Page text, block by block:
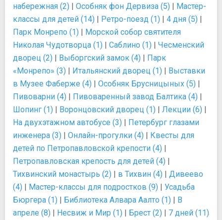
набережная (2) | Особняк фон Дервиза (5) | Мастер-
классы для детей (14) | Ретро-поезд (1) | 4 дня (5) |
Парк Монрепо (1) | Морской собор святителя
Николая Чудотворца (1) | Саблино (1) | Чесменский
дворец (2) | Выборгский замок (4) | Парк
«Монрепо» (3) | Итальянский дворец (1) | Выставки
в Музее Фаберже (4) | Особняк Брусницыных (5) |
Пивоварни (4) | Пивоваренный завод Балтика (4) |
Шопинг (1) | Воронцовский дворец (1) | Лекции (6) |
На двухэтажном автобусе (3) | Петербург глазами
инженера (3) | Онлайн-прогулки (4) | Квесты для
детей по Петропавловской крепости (4) |
Петропавловская крепость для детей (4) |
Тихвинский монастырь (2) | в Тихвин (4) | Дивеево
(4) | Мастер-классы для подростков (9) | Усадьба
Бюргера (1) | Библиотека Алвара Аалто (1) | В
апреле (8) | Несвиж и Мир (1) | Брест (2) | 7 дней (11)